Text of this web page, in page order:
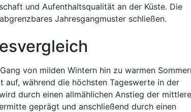
und Aufenthaltsqualität an der Küste. Die
Jahresgangmuster schließen.
von milden Wintern hin zu warmen
während die höchsten Tageswerte in der
durch einen allmählichen Anstieg der
geprägt und anschließend durch einen